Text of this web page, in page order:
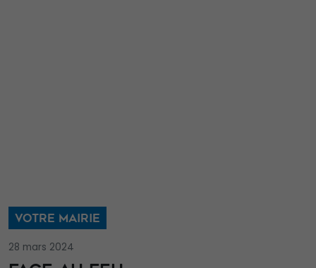
VOTRE MAIRIE
28 mars 2024